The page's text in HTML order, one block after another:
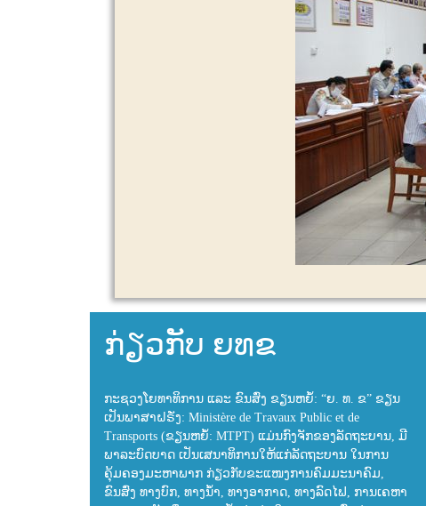
ກ່ຽວກັບ ຍທຂ
ກະຊວງໂຍທາທິການ ແລະ ຂົນສົ່ງ ຂຽນຫຍໍ້: “ຍ. ທ. ຂ” ຂຽນ
ເປັນພາສາຝຣັ່ງ: Ministère de Travaux Public et de
Transports (ຂຽນຫຍໍ້: MTPT) ແມ່ນກົງຈັກຂອງລັດຖະບານ, ມີ
ພາລະບົດບາດ ເປັນເສນາທິການໃຫ້ແກ່ລັດຖະບານ ໃນການ
ຄຸ້ມຄອງມະຫາພາກ ກ່ຽວກັບຂະແໜງການຄົມມະນາຄົມ,
ຂົນສົ່ງ ທາງບົກ, ທາງນ້ຳ, ທາງອາກາດ, ທາງລົດໄຟ, ການເຄຫາ